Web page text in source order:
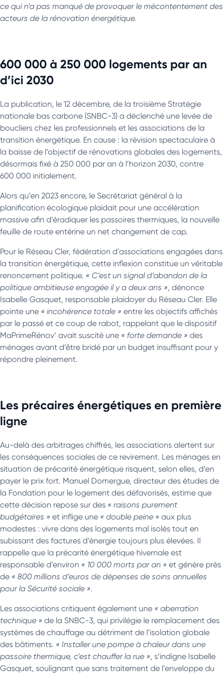
ce qui n’a pas manqué de provoquer le mécontentement des
acteurs de la rénovation énergétique.
600 000 à 250 000 logements par an
d’ici 2030
La publication, le 12 décembre, de la troisième Stratégie
nationale bas carbone (SNBC-3) a déclenché une levée de
boucliers chez les professionnels et les associations de la
transition énergétique. En cause : la révision spectaculaire à
la baisse de l’objectif de rénovations globales des logements,
désormais fixé à 250 000 par an à l’horizon 2030, contre
600 000 initialement.
Alors qu’en 2023 encore, le Secrétariat général à la
planification écologique plaidait pour une accélération
massive afin d’éradiquer les passoires thermiques, la nouvelle
feuille de route entérine un net changement de cap.
Pour le Réseau Cler, fédération d’associations engagées dans
la transition énergétique, cette inflexion constitue un véritable
renoncement politique. « C’est un signal d’abandon de la
politique ambitieuse engagée il y a deux ans », dénonce
Isabelle Gasquet, responsable plaidoyer du Réseau Cler. Elle
pointe une « incohérence totale » entre les objectifs affichés
par le passé et ce coup de rabot, rappelant que le dispositif
MaPrimeRénov’ avait suscité une « forte demande » des
ménages avant d’être bridé par un budget insuffisant pour y
répondre pleinement.
Les précaires énergétiques en première
ligne
Au-delà des arbitrages chiffrés, les associations alertent sur
les conséquences sociales de ce revirement. Les ménages en
situation de précarité énergétique risquent, selon elles, d’en
payer le prix fort. Manuel Domergue, directeur des études de
la Fondation pour le logement des défavorisés, estime que
cette décision repose sur des « raisons purement
budgétaires » et inflige une « double peine » aux plus
modestes : vivre dans des logements mal isolés tout en
subissant des factures d’énergie toujours plus élevées. Il
rappelle que la précarité énergétique hivernale est
responsable d’environ « 10 000 morts par an » et génère près
de « 800 millions d’euros de dépenses de soins annuelles
pour la Sécurité sociale ».
Les associations critiquent également une « aberration
technique » de la SNBC-3, qui privilégie le remplacement des
systèmes de chauffage au détriment de l’isolation globale
des bâtiments. « Installer une pompe à chaleur dans une
passoire thermique, c’est chauffer la rue », s’indigne Isabelle
Gasquet, soulignant que sans traitement de l’enveloppe du